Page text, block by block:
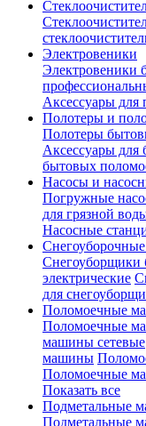
Электровеники
Электровеники
Аксессуары для
Полотеры и
Полотеры
Аксессуары для
бытовых
Насосы и
Погружные
для грязной
Насосные
Снегоуборщики
электрические
для
Поломоечные
Поломоечные
машины сетевые
машины
Поломоечные
Показать все
Подметальные
Подметальные